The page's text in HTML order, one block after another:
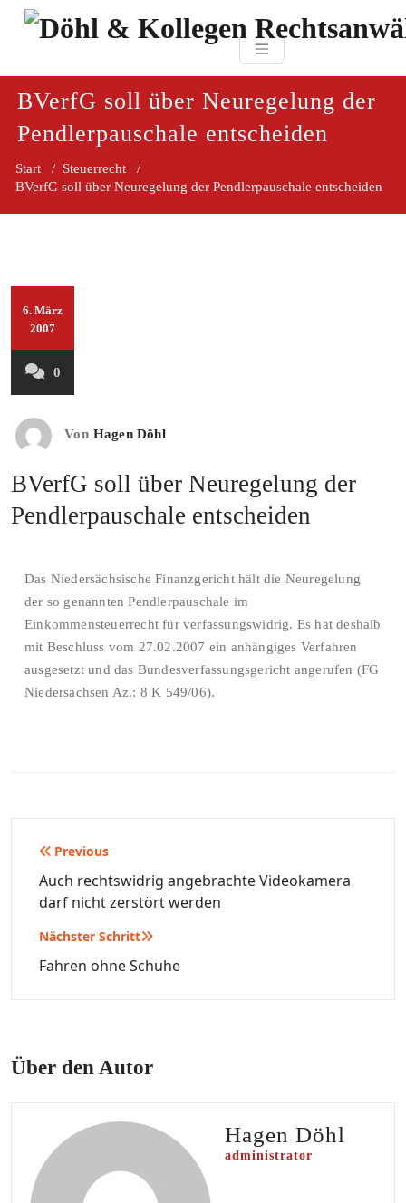
Zum
Döhl & Kollegen
BVerfG soll über Neuregelung der
Pendlerpauschale entscheiden
Start / Steuerrecht /
BVerfG soll über Neuregelung der Pendlerpauschale entscheiden
6. März
2007
0
Von Hagen Döhl
BVerfG soll über Neuregelung der
Pendlerpauschale entscheiden
Das Niedersächsische Finanzgericht hält die Neuregelung
der so genannten Pendlerpauschale im
Einkommensteuerrecht für verfassungswidrig. Es hat deshalb
mit Beschluss vom 27.02.2007 ein anhängiges Verfahren
ausgesetzt und das Bundesverfassungsgericht angerufen (FG
Niedersachsen Az.: 8 K 549/06).
Beitragsnavigation
Previous
Auch rechtswidrig angebrachte Videokamera
darf nicht zerstört werden
Nächster Schritt
Fahren ohne Schuhe
Über den Autor
Hagen Döhl
administrator